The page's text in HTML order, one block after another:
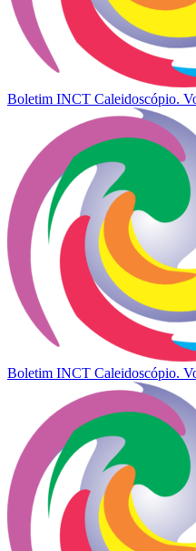
Boletim INCT Caleidoscópio.
Boletim INCT Caleidoscópio.